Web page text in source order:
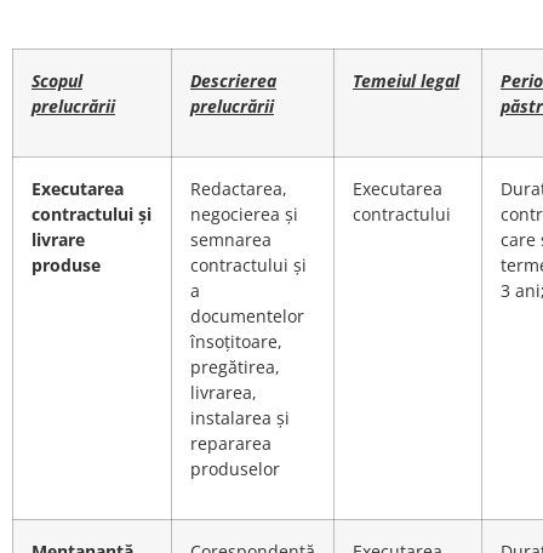
Scopul
prelucrării
Descrierea
prelucrării
Temeiul legal
Executarea
contractului și
livrare
produse
Redactarea,
negocierea și
semnarea
contractului și
a
documentelor
însoțitoare,
pregătirea,
livrarea,
instalarea și
repararea
produselor
Executarea
contractului
care
3